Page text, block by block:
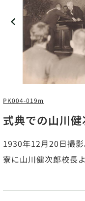
PK004-019m
式典での山川
1930年12月20日撮
寮に山川健次郎校長